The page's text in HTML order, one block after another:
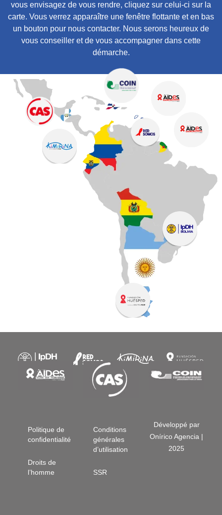
vous envisagez de vous rendre, cliquez sur celui-ci sur la
carte. Vous verrez apparaître une fenêtre flottante et en bas
un bouton pour nous contacter. Nous serons heureux de
vous conseiller et de vous accompagner dans cette
démarche.
Politique de
confidentialité
Droits de
l’homme
Conditions
générales
d’utilisation
SSR
Développé par
Onírico Agencia |
2025